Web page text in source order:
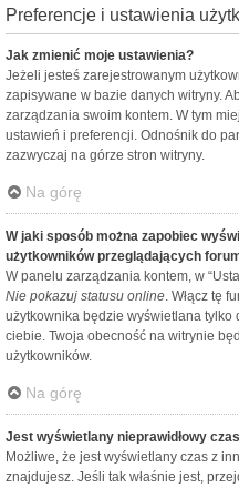
Preferencje i ustawienia
Jak zmienić moje ustawienia?
Jeżeli jesteś zarejestrowanym
zapisywane w bazie danych witryny.
zarządzania swoim kontem. W tym
ustawień i preferencji. Odnośnik do
zazwyczaj na górze stron witryny.
Na górę
W jaki sposób można zapobiec
użytkowników przeglądających
W panelu zarządzania kontem, w
Nie pokazuj statusu online. Włącz tę
użytkownika będzie wyświetlana
ciebie. Twoja obecność na witrynie
użytkowników.
Na górę
Jest wyświetlany nieprawidłowy
Możliwe, że jest wyświetlany czas z
znajdujesz. Jeśli tak właśnie jest,